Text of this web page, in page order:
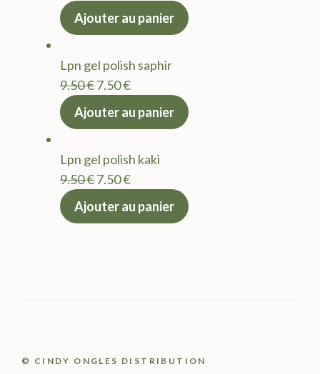
prix
9.50 €.
actuel
7.50 €.
Ajouter au panier
Lpn gel polish saphir
9.50€Le
prix
9.50 €.
7.50€Le
actuel
7.50 €.
Ajouter au panier
Lpn gel polish kaki
9.50€Le
prix
7.50€Le
actuel
Ajouter au panier
© CINDY ONGLES DISTRIBUTION